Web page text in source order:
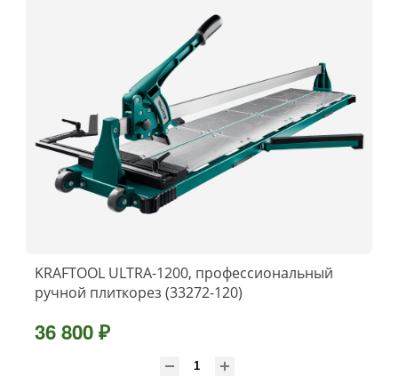
KRAFTOOL ULTRA-1200, профессиональный
ручной плиткорез (33272-120)
36 800 ₽